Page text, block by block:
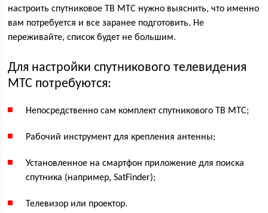
настроить спутниковое ТВ МТС нужно выяснить, что именно
вам потребуется и все заранее подготовить. Не
переживайте, список будет не большим.
Для настройки спутникового телевидения
МТС потребуются:
Непосредственно сам комплект спутникового ТВ МТС;
Рабочий инструмент для крепления антенны;
Установленное на смартфон приложение для поиска
спутника (например, SatFinder);
Телевизор или проектор.